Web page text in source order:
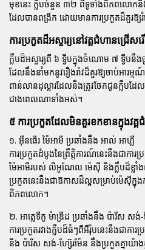
មុខនេះ ក្លឹបចំនួន ៣២ ពីទូទាំងពិភពលោកនឹងប្រ
ដែលបានពង្រីក ដោយមានការប្រកួតដ៏គួរឱ្យរំ
ការប្រកួតដ៏អស្ចារ្យនៅវគ្គជំហានជ្រើស
ក្លឹបដ៏អស្ចារ្យពី ៦ ទ្វីបក្នុងចំណោម ៧ ទ្វីបនឹ
ដែលនឹងនាំមកនូវរឿងរ៉ាវដ៏គួរឱ្យចាប់អារម្
ពាន់លានដុល្លារដែលនឹងត្រូវចែកជូនក្លឹបដែ
ជាងពេលណាទាំងអស់។
៥ ការប្រកួតដែលមិនគួរខកខានក្នុងវគ្
១. អ៊ីនធើរ ម៉ៃអាមី ប្រឆាំងនឹង អាល់ អាហ្លី
ការប្រកួតដំបូងនៃព្រឹត្តិការណ៍នេះនឹងជាការប្
ម៉ៃអាមីរបស់ លីអូណែល ម៉េស៊ី និងក្លឹបដ៏ខ្ល
ប្រកួតនេះនឹងជាឱកាសដ៏ល្អសម្រាប់ម៉េស៊ីក្នុង
ពិភពលោក។
២. អាត្លេទីកូ ម៉ាឌ្រីដ ប្រឆាំងនឹង ប៉ារីស សង់-
ការប្រកួតរវាងក្លឹបដ៏ធំៗពីអឺរ៉ុបនេះនឹងជាការ
និង ប៉ារីស សង់-ហ្ស៊ែរម៉ែន នឹងប្រកួតគ្នាយ៉ាង